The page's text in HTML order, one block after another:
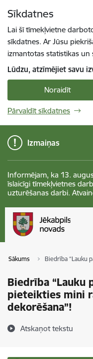
Sīkdatnes
Lai šī tīmekļvietne
sīkdatnes. Ar Jūsu
izmantotas statistikas un
Lūdzu, atzīmējiet savu
Noraidīt
Pārvaldīt sīkdatnes
Izmaiņas
Informējam, ka 13.
īslaicīgi tīmekļvietnes
uzturēšanas darbi.
Sākums Biedrība “Lauku
Biedrība “Lauku
pieteikties mini
dekorēšana”!
Atskaņot tekstu